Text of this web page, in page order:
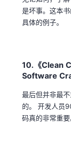
是坏事。这本
具体的例子。
10.《Clean
Software
最后但并非最
的。 开发人员
码真的非常重要